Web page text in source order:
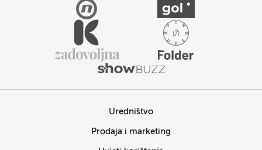
Uredništvo
Prodaja i marketing